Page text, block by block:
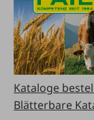
Kataloge
Blätterbare